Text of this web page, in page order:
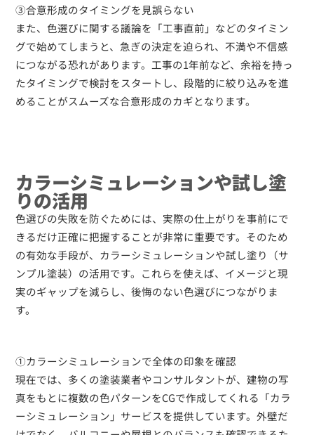
③合意形成のタイミングを見誤らない
また、色選びに関する議論を「工事直前」などのタイミン
グで始めてしまうと、急ぎの決定を迫られ、不満や不信感
につながる恐れがあります。工事の1年前など、余裕を持っ
たタイミングで検討をスタートし、段階的に絞り込みを進
めることがスムーズな合意形成のカギとなります。
カラーシミュレーションや試し塗
りの活用
色選びの失敗を防ぐためには、実際の仕上がりを事前にで
きるだけ正確に把握することが非常に重要です。そのため
の有効な手段が、カラーシミュレーションや試し塗り（サ
ンプル塗装）の活用です。これらを使えば、イメージと現
実のギャップを減らし、後悔のない色選びにつながりま
す。
①カラーシミュレーションで全体の印象を確認
現在では、多くの塗装業者やコンサルタントが、建物の写
真をもとに複数の色パターンをCGで作成してくれる「カラ
ーシミュレーション」サービスを提供しています。外壁だ